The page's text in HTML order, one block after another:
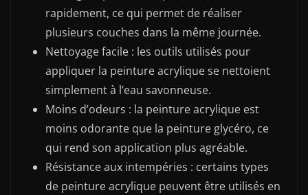
rapidement, ce qui permet de réaliser
plusieurs couches dans la même journée.
Nettoyage facile : les outils utilisés pour
appliquer la peinture acrylique se nettoient
simplement à l’eau savonneuse.
Moins d’odeurs : la peinture acrylique est
moins odorante que la peinture glycéro, ce
qui rend son application plus agréable.
Résistance aux intempéries : certains types
de peinture acrylique peuvent être utilisés en